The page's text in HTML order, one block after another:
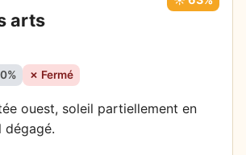
arts
✗ Fermé
ouest, soleil partiellement en
dégagé.